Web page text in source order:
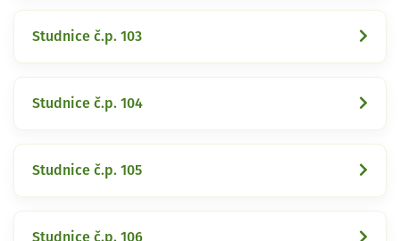
Studnice č.p. 103
Studnice č.p. 104
Studnice č.p. 105
Studnice č.p. 106